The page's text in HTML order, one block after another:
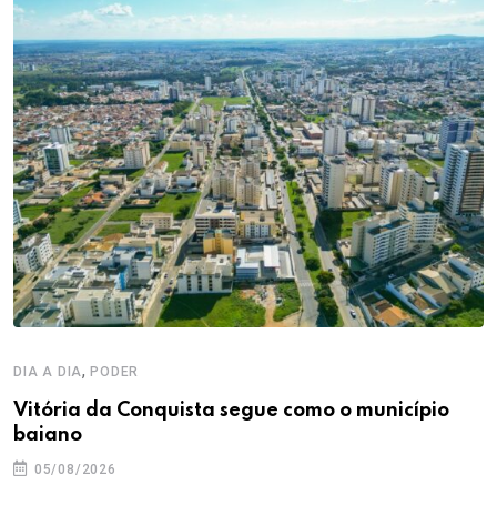
DIA A DIA,PODER
Vitória da Conquista segue como o município
baiano
05/08/2026